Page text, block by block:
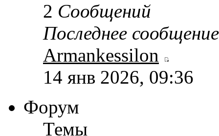
2 Сообщений
Последнее сообщение
Armankessilon
14 янв 2026, 09:36
Форум
Темы